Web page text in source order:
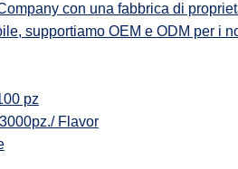
con una fabbrica di
supportiamo OEM e ODM per i
pz
Flavor